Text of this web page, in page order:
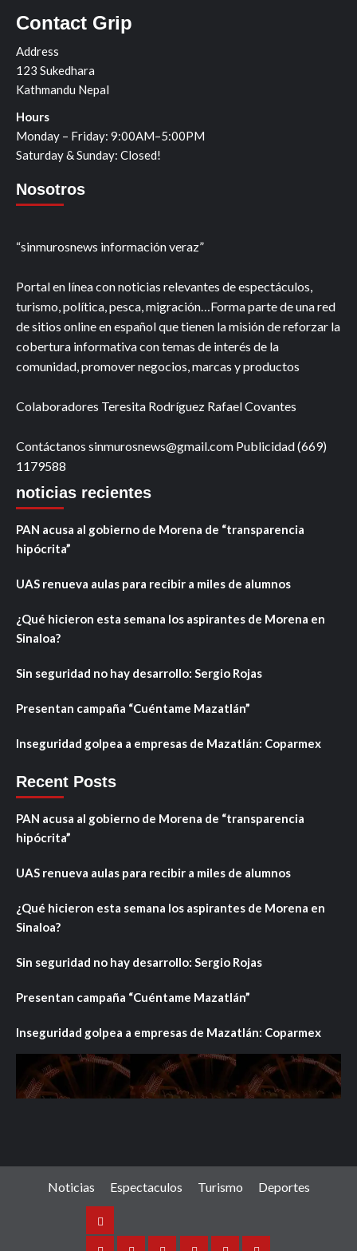
Contact Grip
Address
123 Sukedhara
Kathmandu Nepal
Hours
Monday – Friday: 9:00AM–5:00PM
Saturday & Sunday: Closed!
Nosotros
“sinmurosnews información veraz”
Portal en línea con noticias relevantes de espectáculos,
turismo, política, pesca, migración…Forma parte de una red
de sitios online en español que tienen la misión de reforzar la
cobertura informativa con temas de interés de la
comunidad, promover negocios, marcas y productos
Colaboradores Teresita Rodríguez Rafael Covantes
Contáctanos sinmurosnews@gmail.com Publicidad (669)
1179588
noticias recientes
PAN acusa al gobierno de Morena de “transparencia
hipócrita”
UAS renueva aulas para recibir a miles de alumnos
¿Qué hicieron esta semana los aspirantes de Morena en
Sinaloa?
Sin seguridad no hay desarrollo: Sergio Rojas
Presentan campaña “Cuéntame Mazatlán”
Inseguridad golpea a empresas de Mazatlán: Coparmex
Recent Posts
PAN acusa al gobierno de Morena de “transparencia
hipócrita”
UAS renueva aulas para recibir a miles de alumnos
¿Qué hicieron esta semana los aspirantes de Morena en
Sinaloa?
Sin seguridad no hay desarrollo: Sergio Rojas
Presentan campaña “Cuéntame Mazatlán”
Inseguridad golpea a empresas de Mazatlán: Coparmex
Noticias Espectaculos Turismo Deportes
Noticias